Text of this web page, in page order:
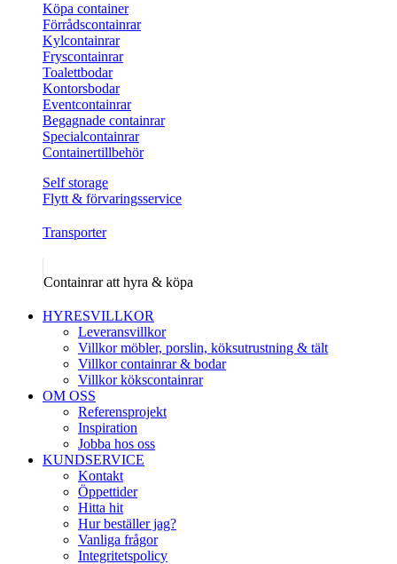
Köpa container
Förrådscontainrar
Kylcontainrar
Fryscontainrar
Toalettbodar
Kontorsbodar
Eventcontainrar
Begagnade containrar
Specialcontainrar
Containertillbehör
Self storage
Flytt & förvaringsservice
Transporter
Containrar att hyra & köpa
HYRESVILLKOR
Leveransvillkor
Villkor möbler, porslin, köksutrustning & tält
Villkor containrar & bodar
Villkor kökscontainrar
OM OSS
Referensprojekt
Inspiration
Jobba hos oss
KUNDSERVICE
Kontakt
Öppettider
Hitta hit
Hur beställer jag?
Vanliga frågor
Integritetspolicy